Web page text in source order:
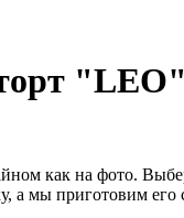
"LEO"
как на фото.
а мы приготовим его